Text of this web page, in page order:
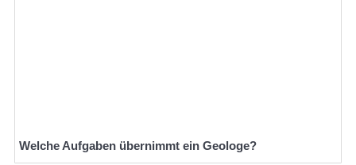
Welche Aufgaben übernimmt ein Geologe?